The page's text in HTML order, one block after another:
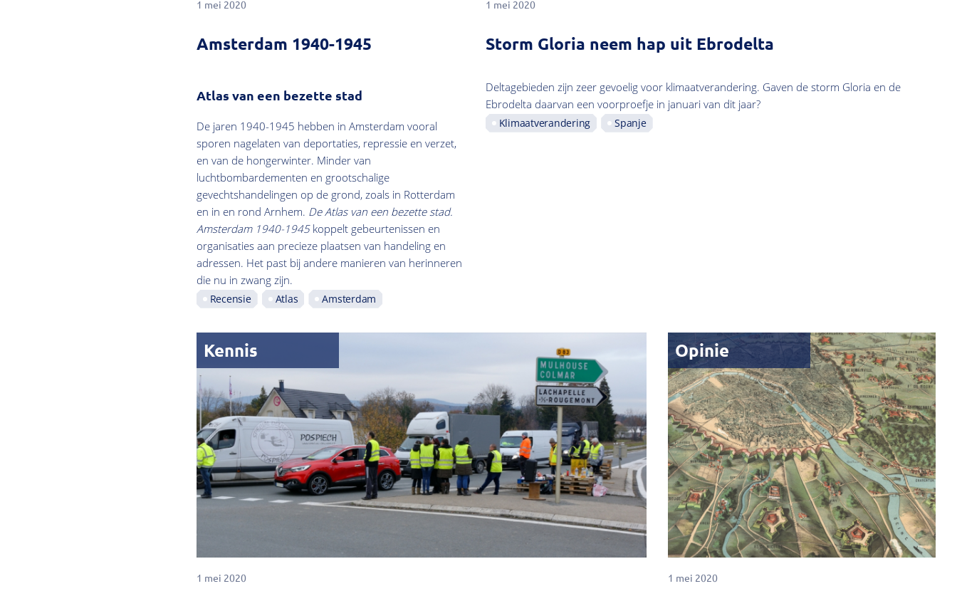
1 mei 2020
Amsterdam 1940-1945
Atlas van een bezette stad
De jaren 1940-1945 hebben in Amsterdam vooral
sporen nagelaten van deportaties, repressie en verzet,
en van de hongerwinter. Minder van
luchtbombardementen en grootschalige
gevechtshandelingen op de grond, zoals in Rotterdam
en in en rond Arnhem. De Atlas van een bezette stad.
Amsterdam 1940-1945koppelt gebeurtenissen en
organisaties aan precieze plaatsen van handeling en
adressen. Het past bij andere manieren van herinneren
die nu in zwang zijn.
Recensie Atlas Amsterdam
1 mei 2020
Storm Gloria neem hap uit Ebrodelta
Deltagebieden zijn zeer gevoelig voor klimaatverandering. Gaven de storm Gloria en de
Ebrodelta daarvan een voorproefje in januari van dit jaar?
Klimaatverandering Spanje
Kennis
1 mei 2020
Opinie
1 mei 2020